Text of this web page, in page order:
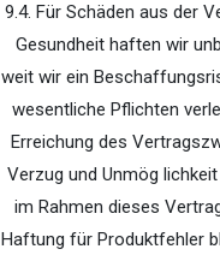
9.4. Für Schäden aus der
Gesundheit haften wir
weit wir ein
wesentliche Pflichten
Erreichung des
Verzug und Unmög­
im Rahmen dieses
Haftung für Produktfehler